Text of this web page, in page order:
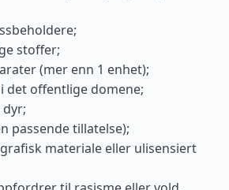
stoffer;
(mer enn 1 enhet);
det offentlige domene;
passende tillatelse);
materiale eller ulisensiert